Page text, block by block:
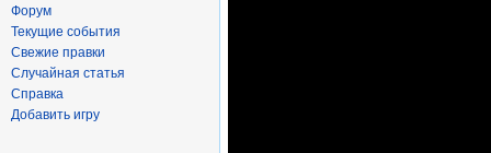
Форум
Текущие события
Свежие правки
Случайная статья
Справка
Добавить игру